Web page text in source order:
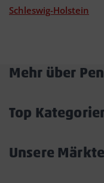
Schleswig-Holstein
Mehr über
Top
Unsere Märkte